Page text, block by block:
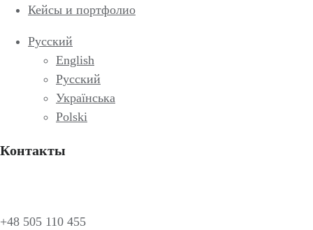
Кейсы и портфолио
Русский
English
Русский
Українська
Polski
Контакты
+48 505 110 455